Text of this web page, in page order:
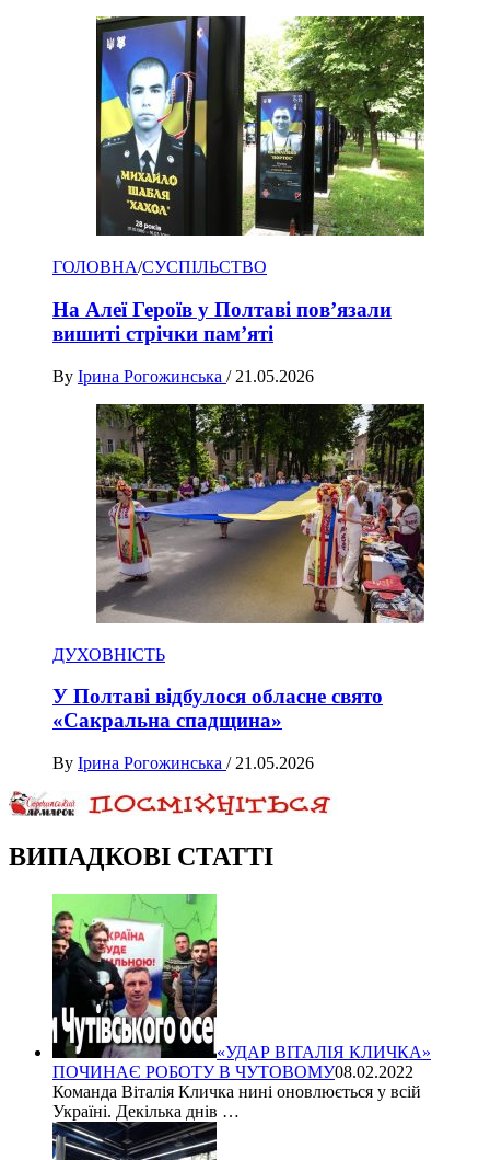
ГОЛОВНА/СУСПІЛЬСТВО
На Алеї Героїв у Полтаві пов’язали
вишиті стрічки пам’яті
By Ірина Рогожинська / 21.05.2026
ДУХОВНІСТЬ
У Полтаві відбулося обласне свято
«Сакральна спадщина»
By Ірина Рогожинська / 21.05.2026
ВИПАДКОВІ СТАТТІ
«УДАР ВІТАЛІЯ КЛИЧКА»
ПОЧИНАЄ РОБОТУ В ЧУТОВОМУ08.02.2022
Команда Віталія Кличка нині оновлюється у всій
Україні. Декілька днів …